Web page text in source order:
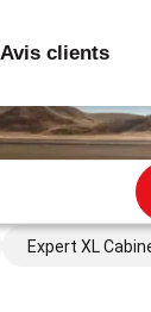
Avis clients
Expert XL